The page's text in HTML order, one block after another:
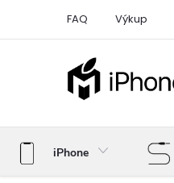
FAQ Výkup
iPhone